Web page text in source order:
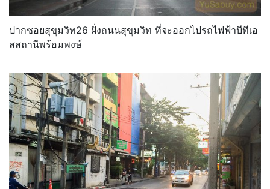
ปากซอยสุขุมวิท26 ฝั่งถนนสุขุมวิท ที่จะออกไปรถไฟฟ้าบีทีเอ
สสถานีพร้อมพงษ์